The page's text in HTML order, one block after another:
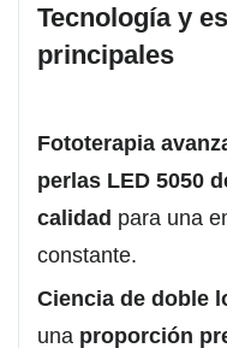
Tecnología y
principales
Fototerapia
perlas LED 5050
calidad para una
constante.
Ciencia de doble
una proporción